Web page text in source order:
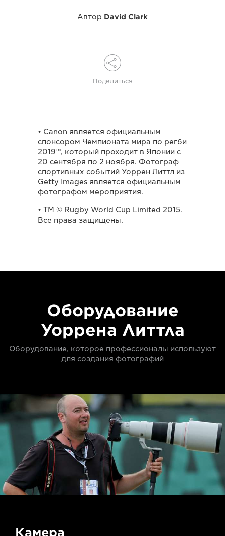
Автор David Clark
Поделиться
• Canon является официальным
спонсором Чемпионата мира по регби
2019™, который проходит в Японии с
20 сентября по 2 ноября. Фотограф
спортивных событий Уоррен Литтл из
Getty Images является официальным
фотографом мероприятия.
• TM © Rugby World Cup Limited 2015.
Все права защищены.
Оборудование
Уоррена Литтла
Оборудование, которое профессионалы используют
для создания фотографий
Камера